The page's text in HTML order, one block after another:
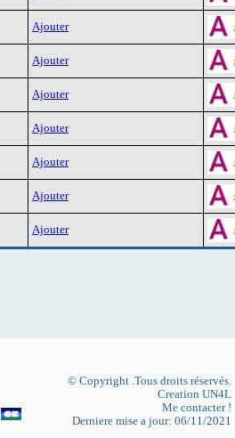
Ajouter
Ajouter
Ajouter
Ajouter
Ajouter
Ajouter
Ajouter
© Copyright .Tous droits réservés.
Creation UN4L
Me contacter !
Derniere mise a jour: 06/11/2021